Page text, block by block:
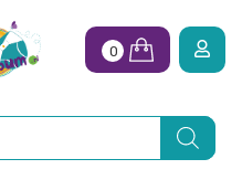
0